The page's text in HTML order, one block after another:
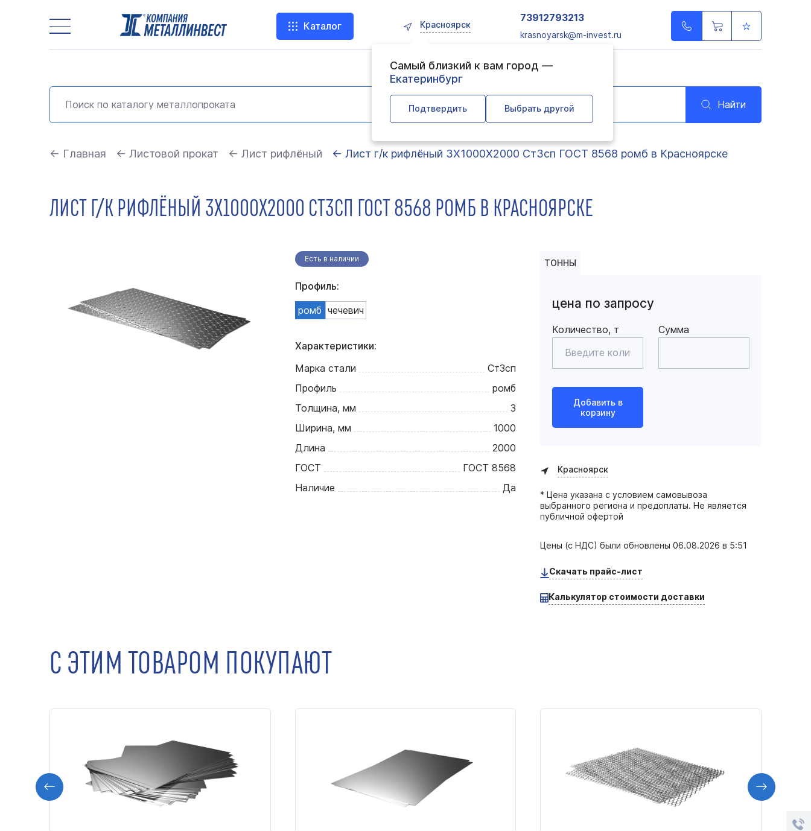
Каталог Красноярск
Самый близкий к вам город —
Екатеринбург
Подтвердить Выбрать другой
73912793213
krasnoyarsk@m-invest.ru
Найти
← Главная ← Листовой прокат ← Лист рифлёный ← Лист г/к рифлёный 3Х1000Х2000 Ст3сп ГОСТ 8568 ромб в Красноярске
ЛИСТ Г/К РИФЛЁНЫЙ 3Х1000Х2000 СТ3СП ГОСТ 8568 РОМБ В КРАСНОЯРСКЕ
Есть в наличии
Профиль:
ромб чечевич
Характеристики:
Марка стали
Ст3сп
Профиль
ромб
Толщина, мм
3
Ширина, мм
1000
Длина
2000
ГОСТ
ГОСТ 8568
Наличие
Да
ТОННЫ
цена по запросу
Количество, т Сумма
Добавить в
корзину
Красноярск
* Цена указана с условием самовывоза
выбранного региона и предоплаты. Не является
публичной офертой
Цены (с НДС) были обновлены06.08.2026 в 5:51
Скачать прайс-лист
Калькулятор стоимости доставки
С ЭТИМ ТОВАРОМ ПОКУПАЮТ